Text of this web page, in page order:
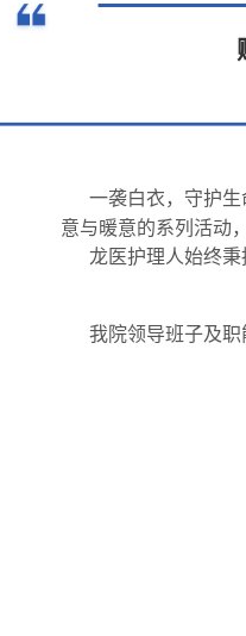
一袭白衣，守护
意与暖意的系列活动
龙医护理人始终秉
我院领导班子及